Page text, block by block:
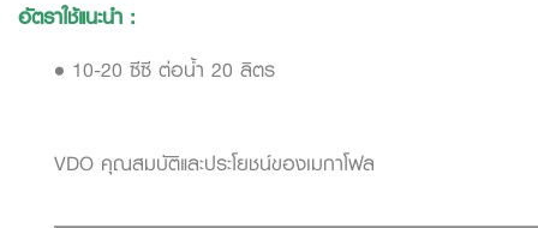
อัตราใช้แนะนำ :
• 10-20 ซีซี ต่อน้ำ 20 ลิตร
VDO คุณสมบัติและประโยชน์ของเมกาโฟล